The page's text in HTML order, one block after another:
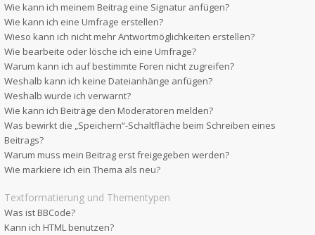
Wie kann ich meinem Beitrag eine Signatur anfügen?
Wie kann ich eine Umfrage erstellen?
Wieso kann ich nicht mehr Antwortmöglichkeiten erstellen?
Wie bearbeite oder lösche ich eine Umfrage?
Warum kann ich auf bestimmte Foren nicht zugreifen?
Weshalb kann ich keine Dateianhänge anfügen?
Weshalb wurde ich verwarnt?
Wie kann ich Beiträge den Moderatoren melden?
Was bewirkt die „Speichern“-Schaltfläche beim Schreiben eines
Beitrags?
Warum muss mein Beitrag erst freigegeben werden?
Wie markiere ich ein Thema als neu?
Textformatierung und Thementypen
Was ist BBCode?
Kann ich HTML benutzen?